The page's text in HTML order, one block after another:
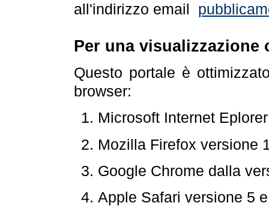
all'indirizzo email
Per una visualizzazione
Questo portale è
browser:
Microsoft Internet
Mozilla Firefox versione
Google Chrome dalla
Apple Safari versione 5